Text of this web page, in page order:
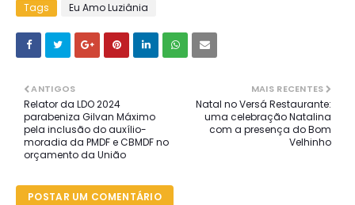
Tags Eu Amo Luziânia
MAIS RECENTES
Natal no Versá Restaurante:
uma celebração Natalina
com a presença do Bom
Velhinho
ANTIGOS
Relator da LDO 2024
parabeniza Gilvan Máximo
pela inclusão do auxílio-
moradia da PMDF e CBMDF no
orçamento da União
POSTAR UM COMENTÁRIO